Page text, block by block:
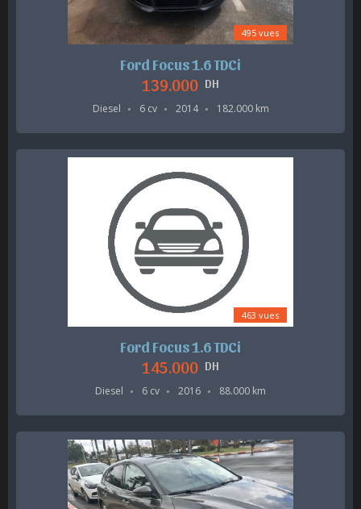
495 vues
Ford Focus 1.6 TDCi
139.000 DH
Diesel 6 cv 2014 182.000 km
463 vues
Ford Focus 1.6 TDCi
145.000 DH
Diesel 6 cv 2016 88.000 km